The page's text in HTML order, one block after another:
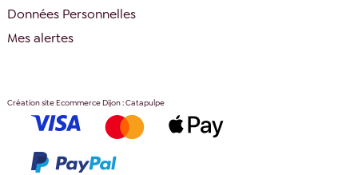
Données Personnelles
Mes alertes
Création site Ecommerce Dijon : Catapulpe